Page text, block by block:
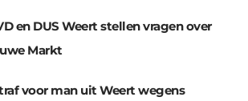
en DUS Weert stellen vragen over
Markt
voor man uit Weert wegens